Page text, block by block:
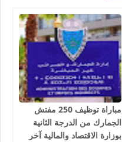
مباراة توظيف 250 مفتش
الجمارك من الدرجة الثانية
بوزارة الاقتصاد والمالية آخر